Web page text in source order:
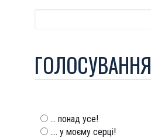
ГОЛОСУВАННЯ
... понад усе!
.... у моєму серці!